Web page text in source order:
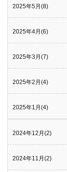
2025年5月(8)
2025年4月(6)
2025年3月(7)
2025年2月(4)
2025年1月(4)
2024年12月(2)
2024年11月(2)